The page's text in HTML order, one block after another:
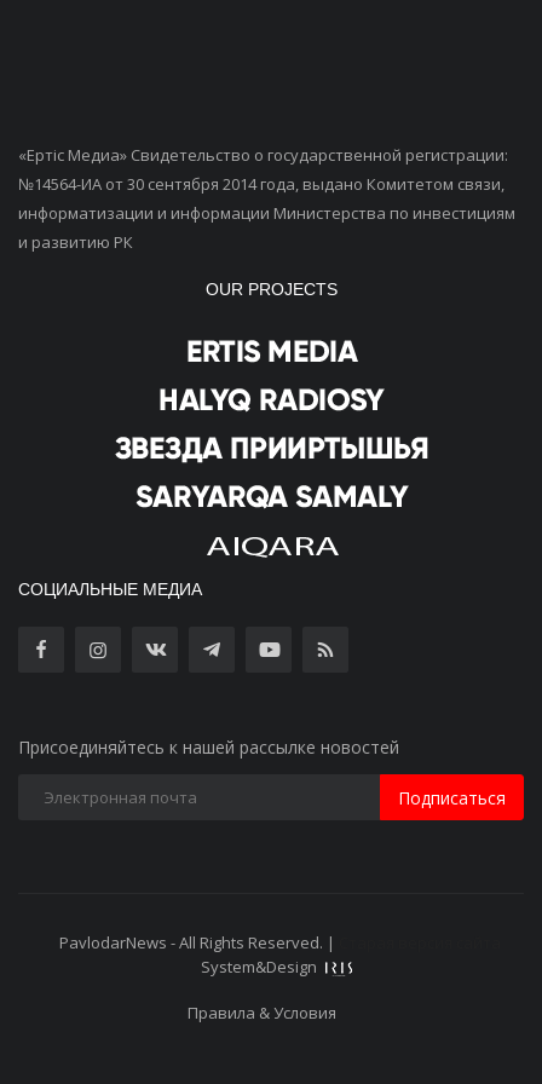
«Ертiс Медиа» Свидетельство о государственной регистрации:
№14564-ИА от 30 сентября 2014 года, выдано Комитетом связи,
информатизации и информации Министерства по инвестициям
и развитию РК
OUR PROJECTS
СОЦИАЛЬНЫЕ МЕДИА
Присоединяйтесь к нашей рассылке новостей
Подписаться
PavlodarNews - All Rights Reserved. |
System&Design
Правила & Условия